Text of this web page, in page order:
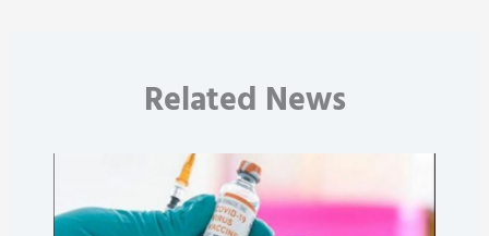
Related News